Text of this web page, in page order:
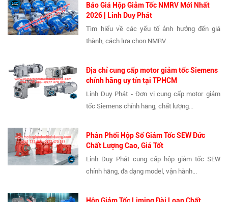
Báo Giá Hộp Giảm Tốc NMRV Mới Nhất
2026 | Linh Duy Phát
Tìm hiểu về các yếu tố ảnh hưởng đến giá
thành, cách lựa chọn NMRV...
Địa chỉ cung cấp motor giảm tốc Siemens
chính hãng uy tín tại TPHCM
Linh Duy Phát - Đơn vị cung cấp motor giảm
tốc Siemens chính hãng, chất lượng...
Phân Phối Hộp Số Giảm Tốc SEW Đức
Chất Lượng Cao, Giá Tốt
Linh Duy Phát cung cấp hộp giảm tốc SEW
chính hãng, đa dạng model, vận hành...